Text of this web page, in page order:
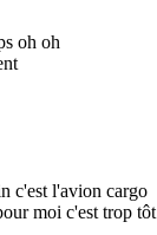
oh oh
c'est l'avion cargo
moi c'est trop tôt